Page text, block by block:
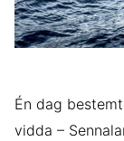
Én dag
vidda –